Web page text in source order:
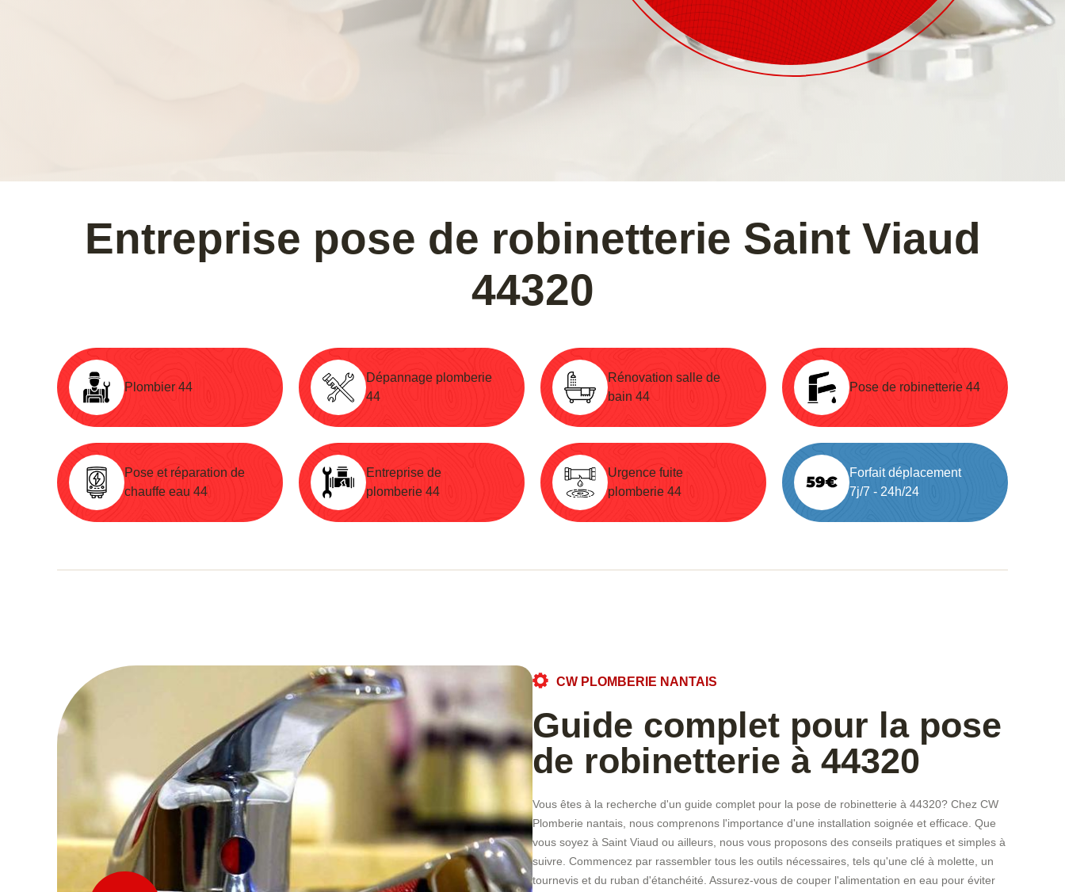
Entreprise pose de robinetterie Saint Viaud
44320
Plombier 44
Dépannage plomberie
44
Rénovation salle de
bain 44
Pose de robinetterie 44
Pose et réparation de
chauffe eau 44
Entreprise de
plomberie 44
Urgence fuite
plomberie 44
Forfait déplacement
7j/7 - 24h/24
CW PLOMBERIE NANTAIS
Guide complet pour la pose
de robinetterie à 44320
Vous êtes à la recherche d'un guide complet pour la pose de robinetterie à 44320? Chez CW
Plomberie nantais, nous comprenons l'importance d'une installation soignée et efficace. Que
vous soyez à Saint Viaud ou ailleurs, nous vous proposons des conseils pratiques et simples à
suivre. Commencez par rassembler tous les outils nécessaires, tels qu'une clé à molette, un
tournevis et du ruban d'étanchéité. Assurez-vous de couper l'alimentation en eau pour éviter